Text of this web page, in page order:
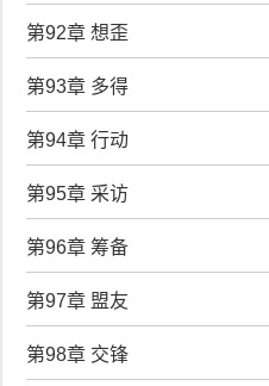
第92章 想歪
第93章 多得
第94章 行动
第95章 采访
第96章 筹备
第97章 盟友
第98章 交锋